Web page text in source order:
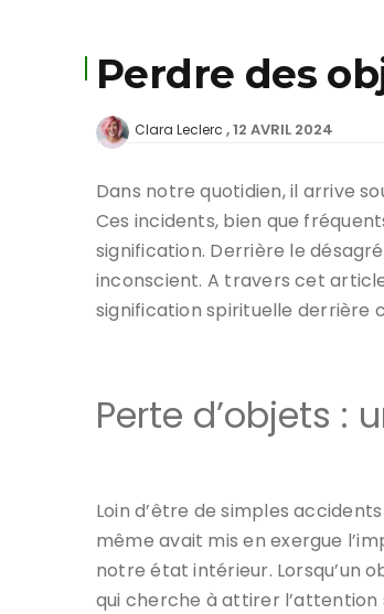
Perdre des
Clara Leclerc 12 AVRIL 2024
Dans notre quotidien, il arrive
Ces incidents, bien que
signification. Derrière le
inconscient. A travers cet
signification spirituelle derrière
Perte d’objets :
Loin d’être de simples
même avait mis en exergue
notre état intérieur. Lorsqu’un
qui cherche à attirer l’attention